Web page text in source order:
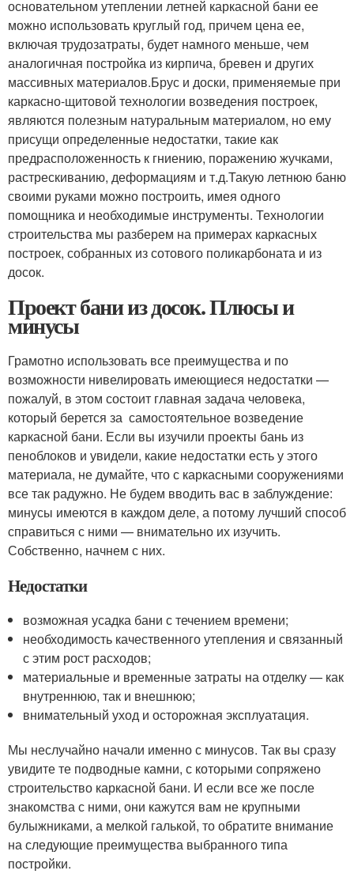
основательном утеплении летней каркасной бани ее
можно использовать круглый год, причем цена ее,
включая трудозатраты, будет намного меньше, чем
аналогичная постройка из кирпича, бревен и других
массивных материалов.Брус и доски, применяемые при
каркасно-щитовой технологии возведения построек,
являются полезным натуральным материалом, но ему
присущи определенные недостатки, такие как
предрасположенность к гниению, поражению жучками,
растрескиванию, деформациям и т.д.Такую летнюю баню
своими руками можно построить, имея одного
помощника и необходимые инструменты. Технологии
строительства мы разберем на примерах каркасных
построек, собранных из сотового поликарбоната и из
досок.
Проект бани из досок. Плюсы и
минусы
Грамотно использовать все преимущества и по
возможности нивелировать имеющиеся недостатки —
пожалуй, в этом состоит главная задача человека,
который берется за самостоятельное возведение
каркасной бани. Если вы изучили проекты бань из
пеноблоков и увидели, какие недостатки есть у этого
материала, не думайте, что с каркасными сооружениями
все так радужно. Не будем вводить вас в заблуждение:
минусы имеются в каждом деле, а потому лучший способ
справиться с ними — внимательно их изучить.
Собственно, начнем с них.
Недостатки
возможная усадка бани с течением времени;
необходимость качественного утепления и связанный
с этим рост расходов;
материальные и временные затраты на отделку — как
внутреннюю, так и внешнюю;
внимательный уход и осторожная эксплуатация.
Мы неслучайно начали именно с минусов. Так вы сразу
увидите те подводные камни, с которыми сопряжено
строительство каркасной бани. И если все же после
знакомства с ними, они кажутся вам не крупными
булыжниками, а мелкой галькой, то обратите внимание
на следующие преимущества выбранного типа
постройки.